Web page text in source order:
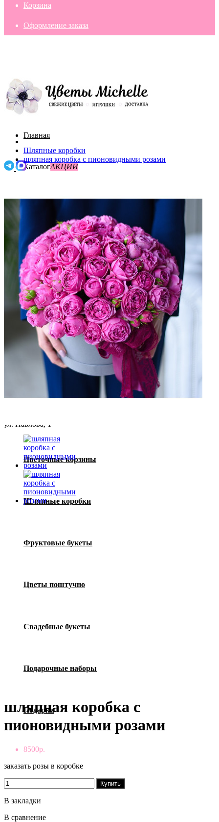
Корзина
Оформление заказа
Главная
КаталогАКЦИИ
До 3000
Букеты с пионами
Букеты с розами
Сборные букеты
Цветочные корзины
Шляпные коробки
Фруктовые букеты
Цветы поштучно
Свадебные букеты
Подарочные наборы
Подарки
О нас
Доставка и оплата
Контакты
0р.
Ваша корзина пуста!
с 8:00 до 21:00
ул. Карла Маркса, 66/5
ул. Павлова, 1
Шляпные коробки
шляпная коробка с пионовидными розами
шляпная коробка с
пионовидными розами
8500р.
заказать розы в коробке
Купить
В закладки
В сравнение